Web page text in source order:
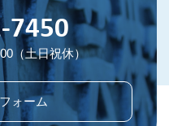
7450
（土日祝休）
ォーム